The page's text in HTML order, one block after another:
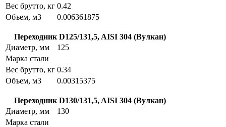
Вес брутто, кг 0.42
Объем, м3
0.006361875
Переходник D125/131,5, AISI 304 (Вулкан)
Диаметр, мм
125
Марка стали
Вес брутто, кг 0.34
Объем, м3
0.00315375
Переходник D130/131,5, AISI 304 (Вулкан)
Диаметр, мм
130
Марка стали